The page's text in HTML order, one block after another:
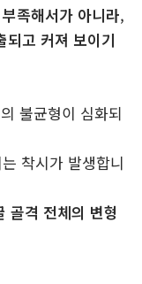
족해서가 아니라,
되고 커져 보이기
불균형이 심화되
착시가 발생합니
골격 전체의 변형